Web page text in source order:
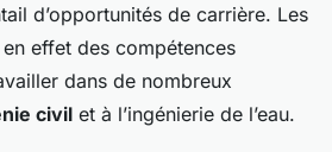
d’opportunités de carrière. Les
effet des compétences
dans de nombreux
civil et à l’ingénierie de l’eau.